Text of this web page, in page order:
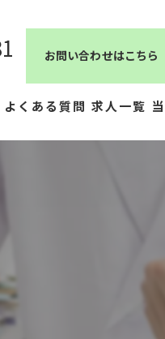
お問い合わせはこちら
よくある質問 求人一覧